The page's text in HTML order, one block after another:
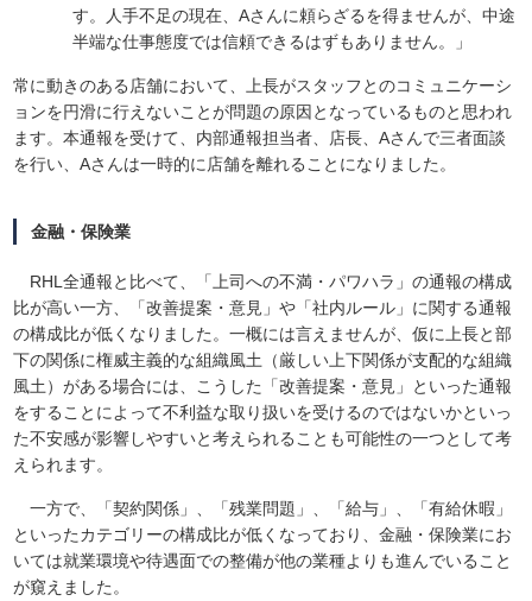
す。人手不足の現在、Aさんに頼らざるを得ませんが、中途
半端な仕事態度では信頼できるはずもありません。」
常に動きのある店舗において、上長がスタッフとのコミュニケーシ
ョンを円滑に行えないことが問題の原因となっているものと思われ
ます。本通報を受けて、内部通報担当者、店長、Aさんで三者面談
を行い、Aさんは一時的に店舗を離れることになりました。
金融・保険業
RHL全通報と比べて、「上司への不満・パワハラ」の通報の構成
比が高い一方、「改善提案・意見」や「社内ルール」に関する通報
の構成比が低くなりました。一概には言えませんが、仮に上長と部
下の関係に権威主義的な組織風土（厳しい上下関係が支配的な組織
風土）がある場合には、こうした「改善提案・意見」といった通報
をすることによって不利益な取り扱いを受けるのではないかといっ
た不安感が影響しやすいと考えられることも可能性の一つとして考
えられます。
一方で、「契約関係」、「残業問題」、「給与」、「有給休暇」
といったカテゴリーの構成比が低くなっており、金融・保険業にお
いては就業環境や待遇面での整備が他の業種よりも進んでいること
が窺えました。